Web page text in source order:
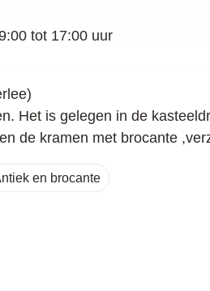
tot 17:00 uur
Het is gelegen in de
de kramen met brocante
en brocante